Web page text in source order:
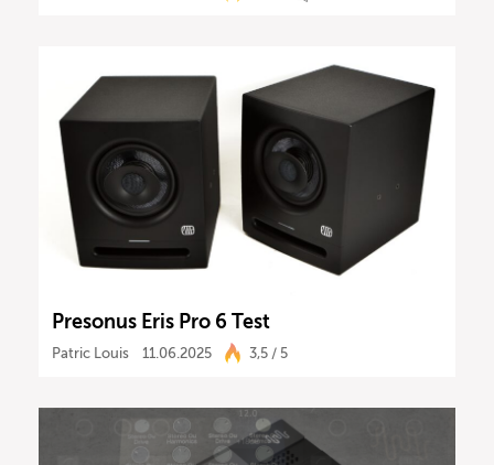
Presonus Eris Pro 6 Test
Patric Louis 11.06.2025 3,5 / 5